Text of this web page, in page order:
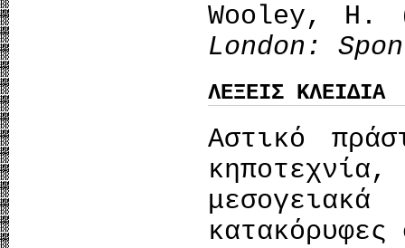
Wooley,
London:
ΛΕΞΕΙΣ ΚΛΕΙΔΙΑ
Αστικό